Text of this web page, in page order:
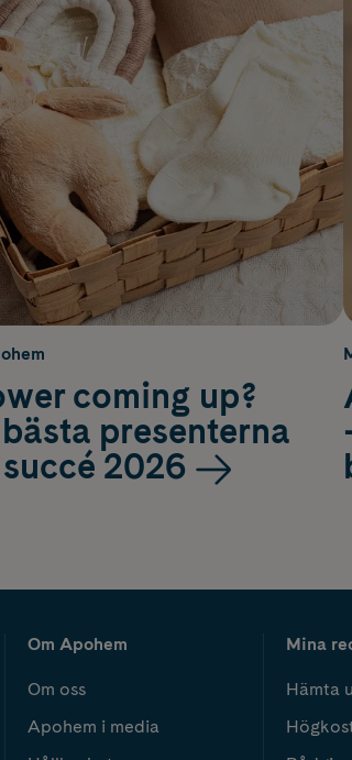
coming up?
presenterna
2026
Om Apohem
Om oss
Apohem i media
Mina
Hämta